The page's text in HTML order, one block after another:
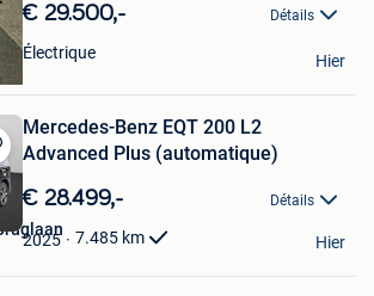
€ 29.500,- Détails
Électrique Hier
Mercedes-Benz EQT 200 L2
Advanced Plus (automatique)
€ 28.499,- Détails
2025 7.485 km Hier